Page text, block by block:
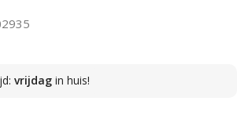
vrijdag in huis!